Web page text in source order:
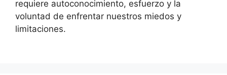
requiere autoconocimiento, esfuerzo y la
voluntad de enfrentar nuestros miedos y
limitaciones.